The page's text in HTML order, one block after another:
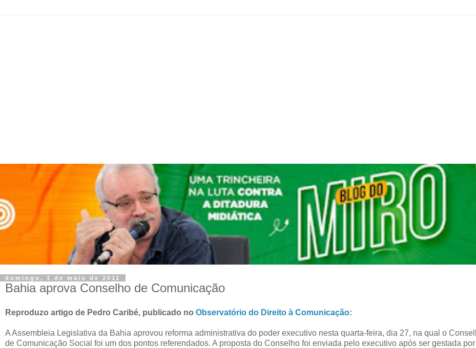
domingo, 1 de maio de 2011
Bahia aprova Conselho de Comunicação
Reproduzo artigo de Pedro Caribé, publicado no Observatório do Direito à Comunicação:
A Assembleia Legislativa da Bahia aprovou reforma administrativa do poder executivo nesta quarta-feira, dia 27, na qual o
de Comunicação Social foi um dos pontos referendados. A proposta do Conselho foi enviada pelo executivo após ser gestada por